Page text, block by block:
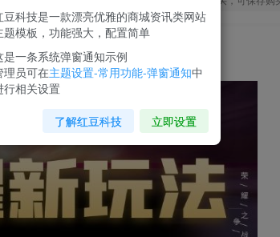
贩卖【揭秘】
豆科技是一款漂亮优雅的商城资讯类网站
题模板，功能强大，配置简单
是一条系统弹窗通知示例
理员可在主题设置-常用功能-弹窗通知中
行相关设置
了解红豆科技 立即设置